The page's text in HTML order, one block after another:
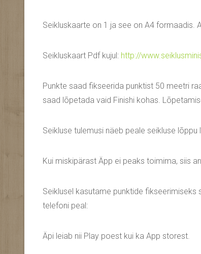
Seikluskaarte on 1 ja see on A4
Seikluskaart Pdf kujul: http://
Punkte saad fikseerida punktist 50 meetri
saad lõpetada vaid Finishi kohas.
Seikluse tulemusi näeb peale seikluse lõppu
Kui miskipärast Äpp ei peaks toimima, siis
Seiklusel kasutame punktide fikseerimiseks
telefoni peal:
Äpi leiab nii Play poest kui ka App storest.